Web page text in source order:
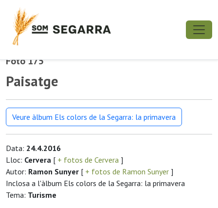
Foto 175
Paisatge
Veure àlbum Els colors de la Segarra: la primavera
Data: 24.4.2016
Lloc: Cervera [ + fotos de Cervera ]
Autor: Ramon Sunyer [ + fotos de Ramon Sunyer ]
Inclosa a l'àlbum Els colors de la Segarra: la primavera
Tema: Turisme